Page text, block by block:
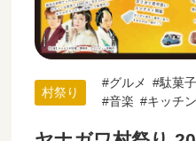
村祭り
グルメ 駄菓子
音楽
キッチ